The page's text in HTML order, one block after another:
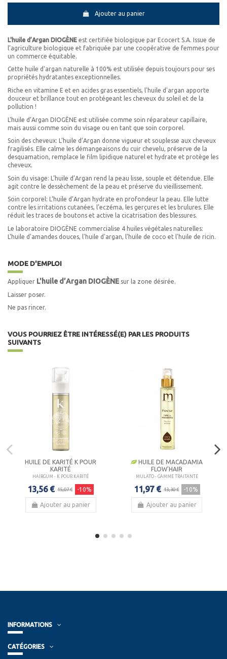
Ajouter au panier
L'huile d’Argan DIOGÈNE est certifiée biologique par Ecocert S.A. Issue de
l’agriculture biologique et fabriquée par une coopérative de femmes pour
un commerce équitable.
Cette huile d'argan naturelle à 100% est utilisée depuis toujours pour ses
propriétés hydratantes exceptionnelles.
Riche en vitamine E et en acides gras essentiels, l'huile d'argan apporte
douceur et brillance tout en protégeant les cheveux du soleil et de la
pollution !
L'huile d’Argan DIOGÈNE est utilisée comme soin réparateur capillaire,
mais aussi comme soin du visage ou en tant que soin corporel.
Soin des cheveux: L’huile d’Argan donne vigueur et souplesse aux cheveux
fragilisés. Elle calme les démangeaisons du cuir chevelu, préserve de la
desquamation, remplace le film lipidique naturel et hydrate et protège les
cheveux.
Soin du visage: L’huile d’Argan rend la peau lisse, souple et détendue. Elle
agit contre le dessèchement de la peau et préserve du vieillissement.
Soin corporel: L’huile d’Argan hydrate en profondeur la peau. Elle lutte
contre les irritations cutanées, l’eczéma, les gerçures et les brulures. Elle
réduit les traces de boutons et active la cicatrisation des blessures.
Le laboratoire DIOGÈNE commercialise 4 huiles végétales naturelles:
L'huile d'amandes douces, l'huile d'argan, l'huile de coco et l'huile de ricin.
MODE D'EMPLOI
Appliquer L'huile d’Argan DIOGÈNE sur la zone désirée.
Laisser poser.
Ne pas rincer.
VOUS POURRIEZ ÊTRE INTÉRESSÉ(E) PAR LES PRODUITS
SUIVANTS
HUILE DE KARITÉ K POUR
KARITÉ
HAIRGUM - K POUR KARITÉ
13,56 € 15,07 € -10%
Ajouter au panier
HUILE DE MACADAMIA
FLOW'HAIR
MULATO - GAMME TRAITANTE
11,97 € 13,30 € -10%
Ajouter au panier
INFORMATIONS
CATÉGORIES